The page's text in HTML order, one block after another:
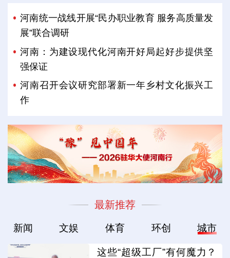
河南统一战线开展“民办职业教育 服务高质量发
展”联合调研
河南：为建设现代化河南开好局起好步提供坚
强保证
河南召开会议研究部署新一年乡村文化振兴工
作
最新推荐
新闻 文娱 体育 环创 城市
这些“超级工厂”有何魔力？